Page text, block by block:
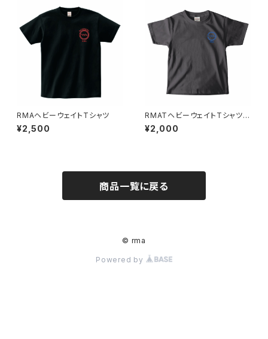
RMAヘビーウェイトTシャツ
¥2,500
RMATヘビーウェイトTシャツ
（キッズ）
¥2,000
商品一覧に戻る
© rma
Powered by